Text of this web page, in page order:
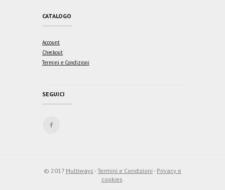
CATALOGO
Account
Checkout
Termini e Condizioni
SEGUICI
© 2017 Multiways -Termini e Condizioni - Privacy e
cookies